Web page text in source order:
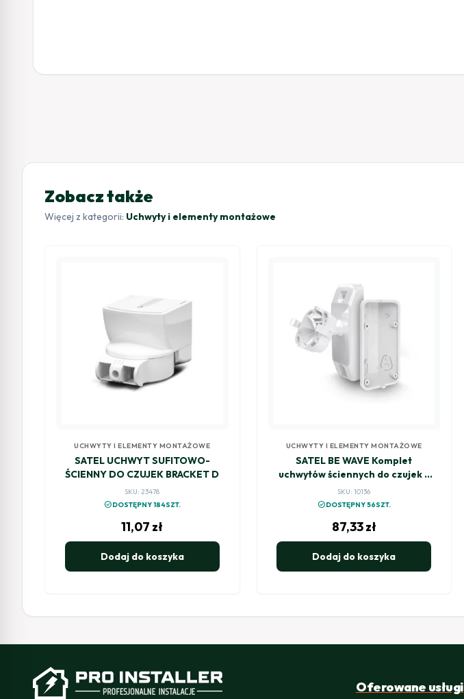
Zobacz także
Więcej z kategorii: Uchwyty i elementy montażowe
UCHWYTY I ELEMENTY MONTAŻOWE
SATEL UCHWYT SUFITOWO-
ŚCIENNY DO CZUJEK BRACKET D
SKU: 23478
check_circleDOSTĘPNY 184SZT.
11,07 zł
Dodaj do koszyka
UCHWYTY I ELEMENTY MONTAŻOWE
SATEL BE WAVE Komplet
uchwytów ściennych do czujek z
serii OPAL i AOD-210 BRACKET C
ABAX2
SKU: 10136
check_circleDOSTĘPNY 56SZT.
87,33zł
Dodaj do koszyka
Oferowane usługi